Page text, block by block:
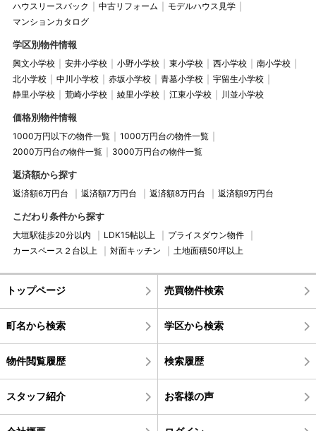
ハウスリースバック 中古リフォーム
モデルハウス見学
マンションカタログ
学区別物件情報
興文小学校 安井小学校 小野小学校 東小学校 西小学校
南小学校
北小学校
中川小学校 赤坂小学校 青墓小学校
宇留生小学校
静里小学校
荒崎小学校 綾里小学校 江東小学校 川並小学校
価格別物件情報
1000万円以下の物件一覧
1000万円台の物件一覧
2000万円台の物件一覧
3000万円台の物件一覧
返済額から探す
返済額6万円台 返済額7万円台 返済額8万円台 返済額9万円台
こだわり条件から探す
大垣駅徒歩20分以内 LDK15帖以上
プライスダウン物件
カースペース２台以上
対面キッチン 土地面積50坪以上
トップページ 売買物件検索
町名から検索 学区から検索
物件閲覧履歴 検索履歴
スタッフ紹介 お客様の声